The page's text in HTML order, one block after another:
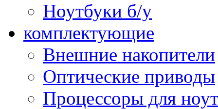
Ноутбуки б/у
комплектующие
Внешние накопители
Оптические приводы
Процессоры для